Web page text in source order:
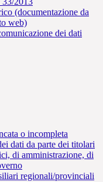
(documentazione da
web)
dei dati
o incompleta
dati da parte dei titolari
di amministrazione, di
regionali/provinciali